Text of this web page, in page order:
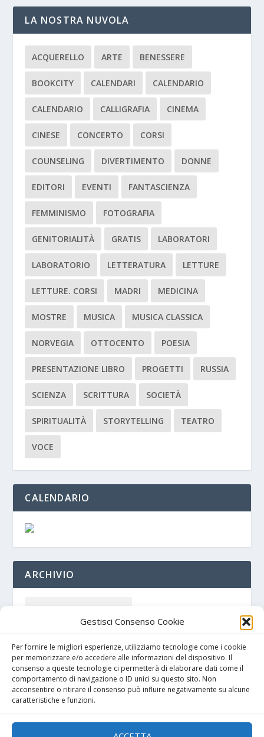
Gestisci Consenso Cookie
Per fornire le migliori esperienze, utilizziamo tecnologie come i cookie
per memorizzare e/o accedere alle informazioni del dispositivo. Il
consenso a queste tecnologie ci permetterà di elaborare dati come il
comportamento di navigazione o ID unici su questo sito. Non
acconsentire o ritirare il consenso può influire negativamente su alcune
caratteristiche e funzioni.
LA NOSTRA NUVOLA
ACQUERELLO ARTE BENESSERE
BOOKCITY CALENDARI CALENDARIO
CALENDARIO CALLIGRAFIA CINEMA
CINESE CONCERTO CORSI
COUNSELING DIVERTIMENTO DONNE
EDITORI EVENTI FANTASCIENZA
FEMMINISMO FOTOGRAFIA
GENITORIALITÀ GRATIS LABORATORI
LABORATORIO LETTERATURA LETTURE
LETTURE. CORSI MADRI MEDICINA
MOSTRE MUSICA MUSICA CLASSICA
NORVEGIA OTTOCENTO POESIA
PRESENTAZIONE LIBRO PROGETTI RUSSIA
SCIENZA SCRITTURA SOCIETÀ
SPIRITUALITÀ STORYTELLING TEATRO
VOCE
CALENDARIO
ARCHIVIO